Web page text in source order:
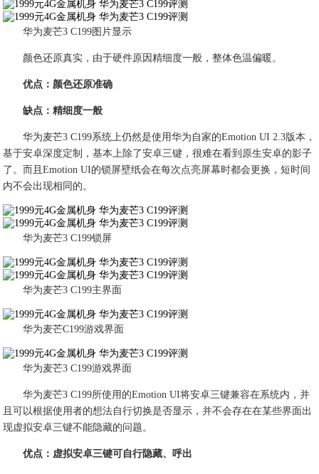
华为麦芒3 C199图片显示
颜色还原真实，由于硬件原因精细度一般，整体色温偏暖。
优点：颜色还原准确
缺点：精细度一般
华为麦芒3 C199系统上仍然是使用华为自家的Emotion UI 2.3版本，
基于安卓深度定制，基本上除了安卓三键，很难在看到原生安卓的影子
了。而且Emotion UI的锁屏壁纸会在每次点亮屏幕时都会更换，短时间
内不会出现相同的。
华为麦芒3 C199锁屏
华为麦芒3 C199主界面
华为麦芒C199游戏界面
华为麦芒3 C199游戏界面
华为麦芒3 C199所使用的Emotion UI将安卓三键兼容在系统内，并
且可以根据使用者的想法自行切换是否显示，并不会存在在某些界面出
现虚拟安卓三键不能隐藏的问题。
优点：虚拟安卓三键可自行隐藏、呼出